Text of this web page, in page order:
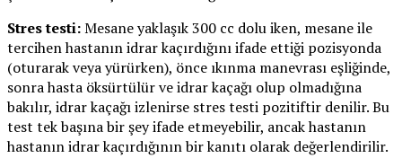
Stres testi:Mesane yaklaşık 300 cc dolu iken, mesane ile
tercihen hastanın idrar kaçırdığını ifade ettiği pozisyonda
(oturarak veya yürürken), önce ıkınma manevrası eşliğinde,
sonra hasta öksürtülür ve idrar kaçağı olup olmadığına
bakılır, idrar kaçağı izlenirse stres testi pozitiftir denilir. Bu
test tek başına bir şey ifade etmeyebilir, ancak hastanın
hastanın idrar kaçırdığının bir kanıtı olarak değerlendirilir.